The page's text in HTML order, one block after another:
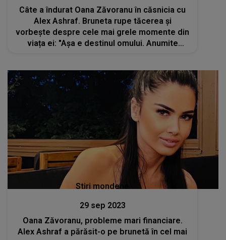
Câte a îndurat Oana Zăvoranu în căsnicia cu
Alex Ashraf. Bruneta rupe tăcerea și
vorbește despre cele mai grele momente din
viața ei: "Așa e destinul omului. Anumite
Stiri mondene
29 sep 2023
Oana Zăvoranu, probleme mari financiare.
Alex Ashraf a părăsit-o pe brunetă în cel mai